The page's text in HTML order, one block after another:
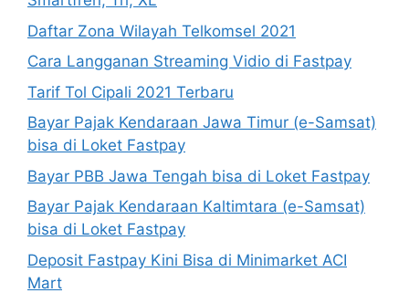
Daftar Zona Wilayah Telkomsel 2021
Cara Langganan Streaming Vidio di Fastpay
Tarif Tol Cipali 2021 Terbaru
Bayar Pajak Kendaraan Jawa Timur (e-Samsat)
bisa di Loket Fastpay
Bayar PBB Jawa Tengah bisa di Loket Fastpay
Bayar Pajak Kendaraan Kaltimtara (e-Samsat)
bisa di Loket Fastpay
Deposit Fastpay Kini Bisa di Minimarket ACI
Mart